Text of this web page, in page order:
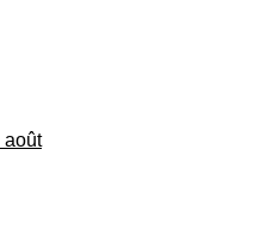
août